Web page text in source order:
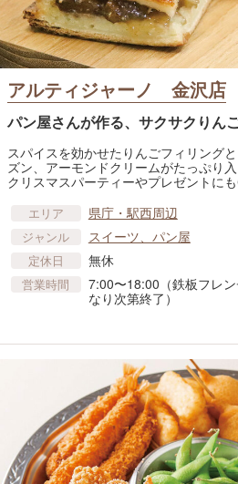
アルティジャーノ 金沢店
パン屋さんが作る、サクサクりん
スパイスを効かせたりんごフィリング
ズン、アーモンドクリームがたっぷり
クリスマスパーティーやプレゼントに
エリア 県庁・駅西周辺
ジャンル スイーツ、パン屋
定休日 無休
営業時間
7:00〜18:00（鉄板フレ
なり次第終了）